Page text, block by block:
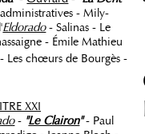
- Mily-
Eldorado- Salinas - Le
- Émile Mathieu
Les chœurs de Bourgès -
XXI
- "Le Clairon"- Paul